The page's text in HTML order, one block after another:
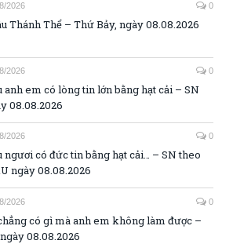
2026 0
Thánh Thể – Thứ Bảy, ngày 08.08.2026
2026 0
anh em có lòng tin lớn bằng hạt cải – SN
08.08.2026
2026 0
ngươi có đức tin bằng hạt cải… – SN theo
ngày 08.08.2026
2026 0
có gì mà anh em không làm được –
08.08.2026